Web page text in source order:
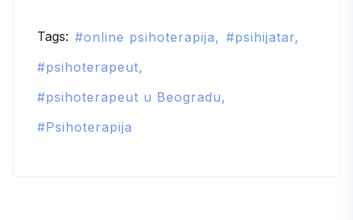
Tags: online psihoterapija
psihijatar
psihoterapeut
psihoterapeut u Beogradu
Psihoterapija